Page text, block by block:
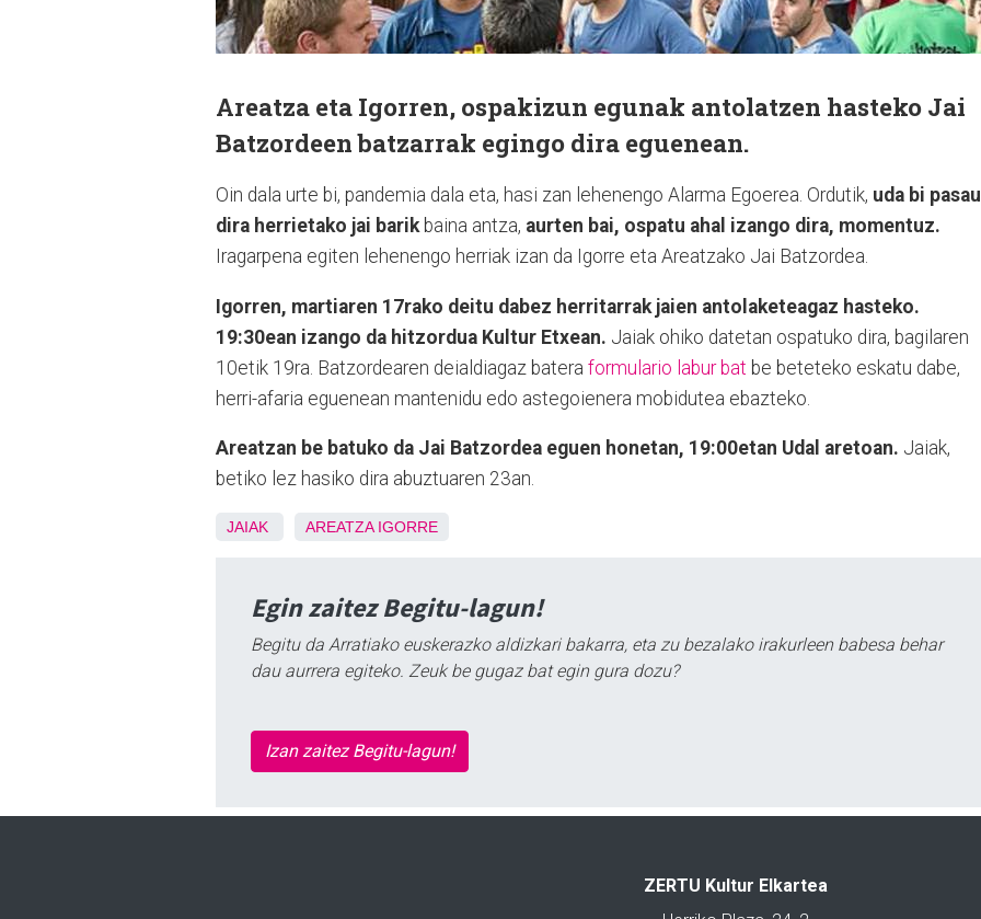
Areatza eta Igorren, ospakizun egunak antolatzen hasteko Jai
Batzordeen batzarrak egingo dira eguenean.
Oin dala urte bi, pandemia dala eta, hasi zan lehenengo Alarma Egoerea. Ordutik, uda bi pasau
dira herrietako jai barikbaina antza, aurten bai, ospatu ahal izango dira, momentuz.
Iragarpena egiten lehenengo herriak izan da Igorre eta Areatzako Jai Batzordea.
Igorren, martiaren 17rako deitu dabez herritarrak jaien antolaketeagaz hasteko.
19:30ean izango da hitzordua Kultur Etxean. Jaiak ohiko datetan ospatuko dira, bagilaren
10etik 19ra. Batzordearen deialdiagaz batera formulario labur bat be beteteko eskatu dabe,
herri-afaria eguenean mantenidu edo astegoienera mobidutea ebazteko.
Areatzan be batuko da Jai Batzordea eguen honetan, 19:00etan Udal aretoan. Jaiak,
betiko lez hasiko dira abuztuaren 23an.
JAIAK AREATZA IGORRE
Egin zaitez Begitu-lagun!
Begitu da Arratiako euskerazko aldizkari bakarra, eta zu bezalako irakurleen babesa behar
dau aurrera egiteko. Zeuk be gugaz bat egin gura dozu?
Izan zaitez Begitu-lagun!
ZERTU Kultur Elkartea